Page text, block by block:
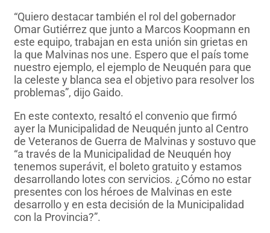
“Quiero destacar también el rol del gobernador
Omar Gutiérrez que junto a Marcos Koopmann en
este equipo, trabajan en esta unión sin grietas en
la que Malvinas nos une. Espero que el país tome
nuestro ejemplo, el ejemplo de Neuquén para que
la celeste y blanca sea el objetivo para resolver los
problemas”, dijo Gaido.
En este contexto, resaltó el convenio que firmó
ayer la Municipalidad de Neuquén junto al Centro
de Veteranos de Guerra de Malvinas y sostuvo que
“a través de la Municipalidad de Neuquén hoy
tenemos superávit, el boleto gratuito y estamos
desarrollando lotes con servicios. ¿Cómo no estar
presentes con los héroes de Malvinas en este
desarrollo y en esta decisión de la Municipalidad
con la Provincia?”.